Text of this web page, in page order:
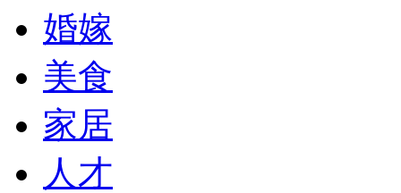
婚嫁
美食
家居
人才